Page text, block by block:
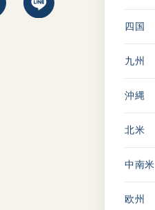
四国
九州
沖縄
北米
中南米
欧州